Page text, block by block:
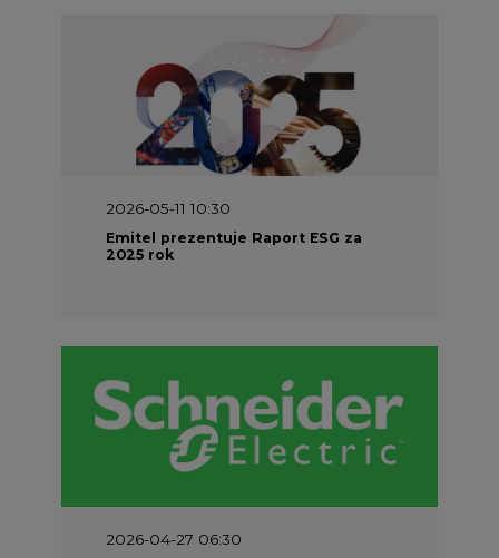
2026-05-11 10:30
Emitel prezentuje Raport ESG za
2025 rok
2026-04-27 06:30